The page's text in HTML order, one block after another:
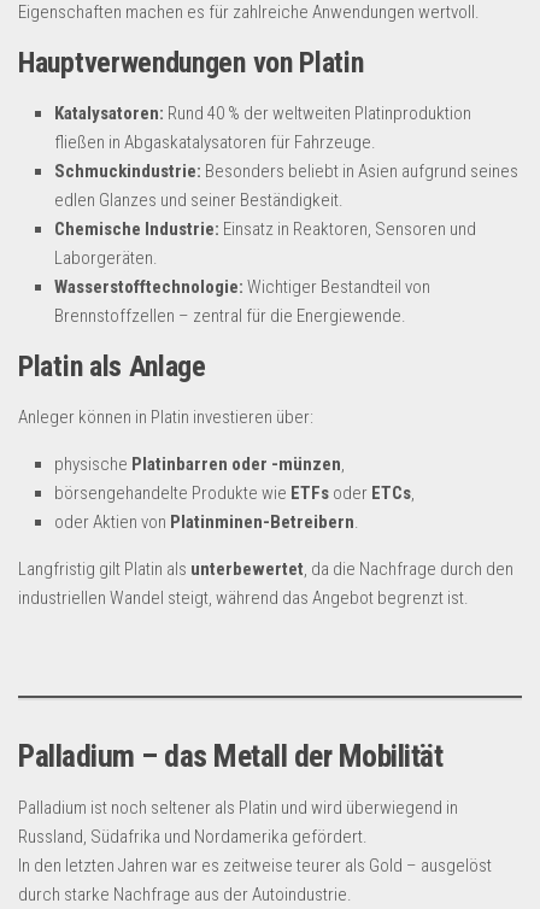
Eigenschaften machen es für zahlreiche Anwendungen wertvoll.
Hauptverwendungen von Platin
Katalysatoren: Rund 40 % der weltweiten Platinproduktion
fließen in Abgaskatalysatoren für Fahrzeuge.
Schmuckindustrie: Besonders beliebt in Asien aufgrund seines
edlen Glanzes und seiner Beständigkeit.
Chemische Industrie: Einsatz in Reaktoren, Sensoren und
Laborgeräten.
Wasserstofftechnologie: Wichtiger Bestandteil von
Brennstoffzellen – zentral für die Energiewende.
Platin als Anlage
Anleger können in Platin investieren über:
physische Platinbarren oder -münzen,
börsengehandelte Produkte wie ETFs oder ETCs,
oder Aktien von Platinminen-Betreibern.
Langfristig gilt Platin als unterbewertet, da die Nachfrage durch den
industriellen Wandel steigt, während das Angebot begrenzt ist.
Palladium – das Metall der Mobilität
Palladium ist noch seltener als Platin und wird überwiegend in
Russland, Südafrika und Nordamerika gefördert.
In den letzten Jahren war es zeitweise teurer als Gold – ausgelöst
durch starke Nachfrage aus der Autoindustrie.